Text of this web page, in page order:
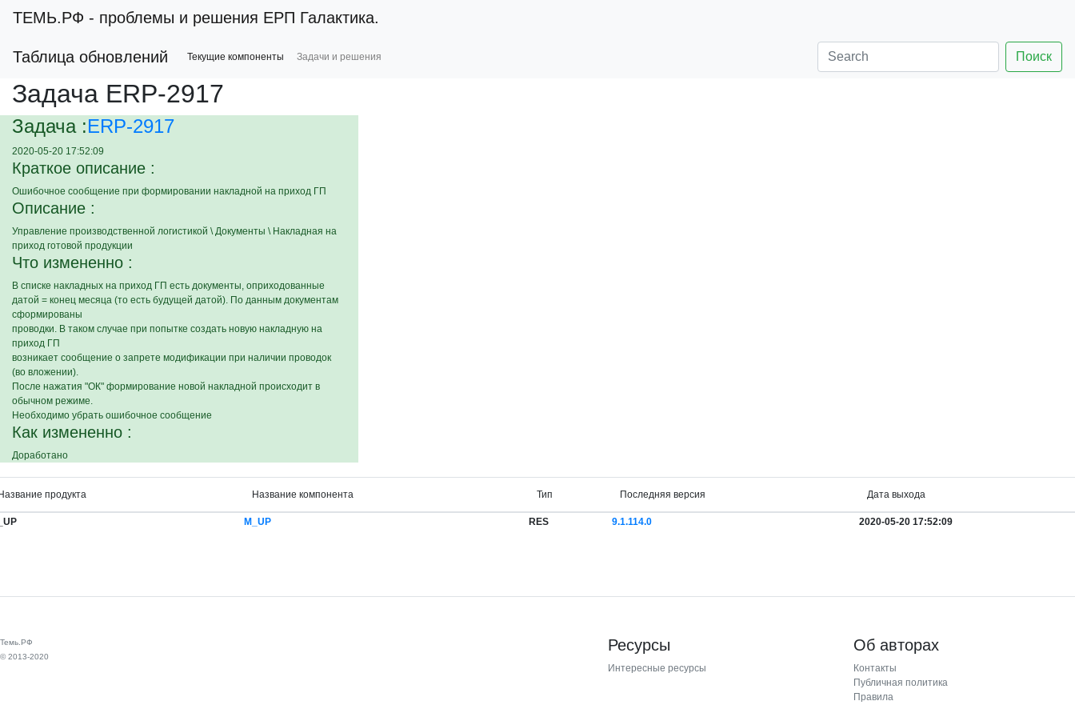
ТЕМЬ.РФ - проблемы и решения ЕРП Галактика.
Таблица обновлений Текущие компоненты Задачи и решения Поиск
Задача ERP-2917
Задача :ERP-2917
2020-05-20 17:52:09
Краткое описание :
Ошибочное сообщение при формировании накладной на приход ГП
Описание :
Управление производственной логистикой \ Документы \ Накладная на
приход готовой продукции
Что измененно :
В списке накладных на приход ГП есть документы, оприходованные
датой = конец месяца (то есть будущей датой). По данным документам
сформированы
проводки. В таком случае при попытке создать новую накладную на
приход ГП
возникает сообщение о запрете модификации при наличии проводок
(во вложении).
После нажатия "ОК" формирование новой накладной происходит в
обычном режиме.
Необходимо убрать ошибочное сообщение
Как измененно :
Доработано
продукта Название компонента Тип Последняя версия Дата выхода
M_UP RES 9.1.114.0 2020-05-20 17:52:09
Темь.РФ
© 2013-2020
Ресурсы
Интересные ресурсы
Об авторах
Контакты
Публичная политика
Правила